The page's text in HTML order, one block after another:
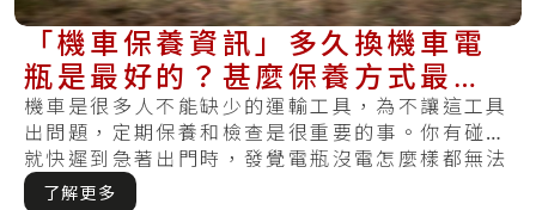
「機車保養資訊」多久換機車電
瓶是最好的？甚麼保養方式最適
合你的電瓶？
機車是很多人不能缺少的運輸工具，為不讓這工具
出問題，定期保養和檢查是很重要的事。你有碰到
就快遲到急著出門時，發覺電瓶沒電怎麼樣都無法
啟動.....
了解更多